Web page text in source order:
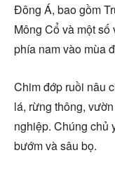
Đông Á, bao gồm
Mông Cổ và một
phía nam vào mùa
Chim đớp ruồi nâu
lá, rừng thông,
nghiệp. Chúng chủ
bướm và sâu bọ.